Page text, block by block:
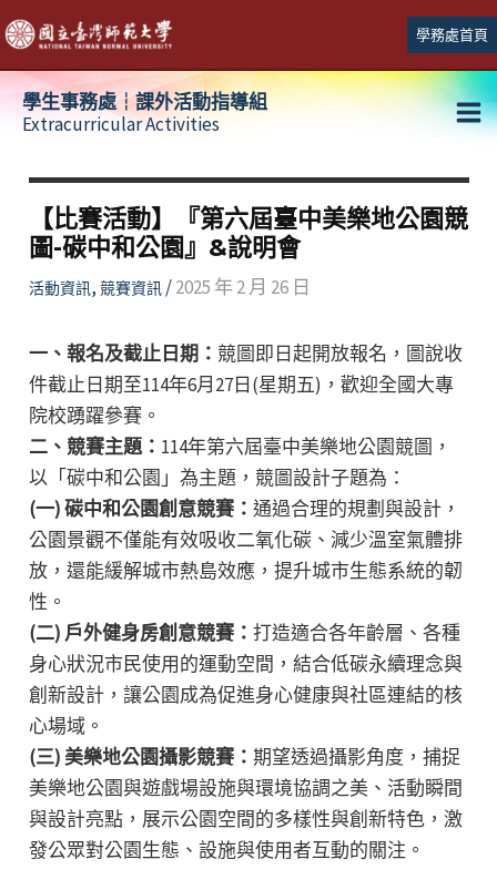
跳
至
主
學務處首頁
學生事務處┆課外活動指導組
Extracurricular Activities
【比賽活動】『第六屆臺中美樂地公園競
圖-碳中和公園』&說明會
活動資訊, 競賽資訊/2025 年 2 月 26 日
一、報名及截止日期： 競圖即日起開放報名，圖說收
件截止日期至114年6月27日(星期五)，歡迎全國大專
院校踴躍參賽。
二、競賽主題： 114年第六屆臺中美樂地公園競圖，
以「碳中和公園」為主題，競圖設計子題為：
(一) 碳中和公園創意競賽： 通過合理的規劃與設計，
公園景觀不僅能有效吸收二氧化碳、減少溫室氣體排
放，還能緩解城市熱島效應，提升城市生態系統的韌
性。
(二) 戶外健身房創意競賽： 打造適合各年齡層、各種
身心狀況市民使用的運動空間，結合低碳永續理念與
創新設計，讓公園成為促進身心健康與社區連結的核
心場域。
(三) 美樂地公園攝影競賽： 期望透過攝影角度，捕捉
美樂地公園與遊戲場設施與環境協調之美、活動瞬間
與設計亮點，展示公園空間的多樣性與創新特色，激
發公眾對公園生態、設施與使用者互動的關注。